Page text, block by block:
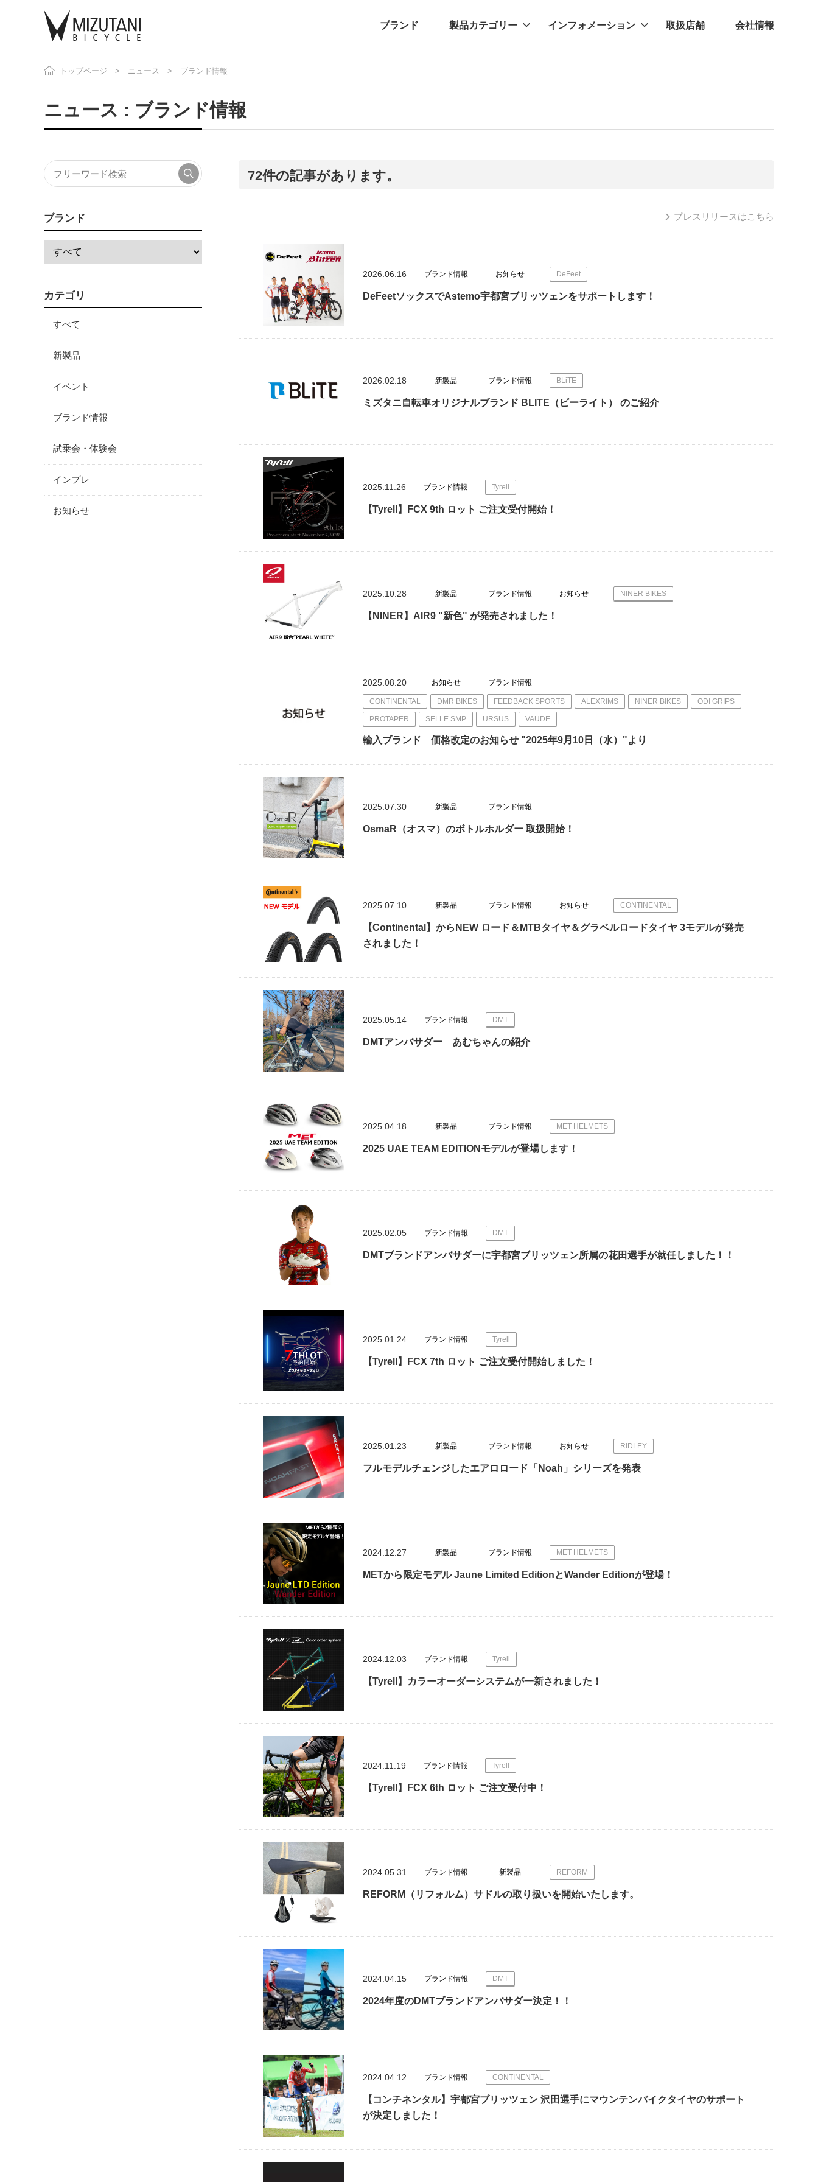
ブランド 製品カテゴリー インフォメーション 取扱店舗 会社情報
トップページ ニュース ブランド情報
ニュース : ブランド情報
72件の記事があります。
プレスリリースはこちら
2026.06.16 ブランド情報 お知らせ DeFeet
DeFeetソックスでAstemo宇都宮ブリッツェンをサポートします！
2026.02.18 新製品 ブランド情報 BLiTE
ミズタニ自転車オリジナルブランド BLITE（ビーライト） のご紹介
2025.11.26 ブランド情報 Tyrell
【Tyrell】FCX 9th ロット ご注文受付開始！
2025.10.28 新製品 ブランド情報 お知らせ NINER BIKES
【NINER】AIR9 "新色" が発売されました！
2025.08.20 お知らせ ブランド情報
CONTINENTAL DMR BIKES FEEDBACK SPORTS ALEXRIMS NINER BIKES ODI GRIPS
PROTAPER SELLE SMP URSUS VAUDE
輸入ブランド 価格改定のお知らせ "2025年9月10日（水）"より
2025.07.30 新製品 ブランド情報
OsmaR（オスマ）のボトルホルダー 取扱開始！
2025.07.10 新製品 ブランド情報 お知らせ CONTINENTAL
【Continental】からNEW ロード＆MTBタイヤ＆グラベルロードタイヤ 3モデルが発売
されました！
2025.05.14 ブランド情報 DMT
DMTアンバサダー あむちゃんの紹介
2025.04.18 新製品 ブランド情報 MET HELMETS
2025 UAE TEAM EDITIONモデルが登場します！
2025.02.05 ブランド情報 DMT
DMTブランドアンバサダーに宇都宮ブリッツェン所属の花田選手が就任しました！！
2025.01.24 ブランド情報 Tyrell
【Tyrell】FCX 7th ロット ご注文受付開始しました！
2025.01.23 新製品 ブランド情報 お知らせ RIDLEY
フルモデルチェンジしたエアロロード「Noah」シリーズを発表
2024.12.27 新製品 ブランド情報 MET HELMETS
METから限定モデル Jaune Limited EditionとWander Editionが登場！
2024.12.03 ブランド情報 Tyrell
【Tyrell】カラーオーダーシステムが一新されました！
2024.11.19 ブランド情報 Tyrell
【Tyrell】FCX 6th ロット ご注文受付中！
2024.05.31 ブランド情報 新製品 REFORM
REFORM（リフォルム）サドルの取り扱いを開始いたします。
2024.04.15 ブランド情報 DMT
2024年度のDMTブランドアンバサダー決定！！
2024.04.12 ブランド情報 CONTINENTAL
【コンチネンタル】宇都宮ブリッツェン 沢田選手にマウンテンバイクタイヤのサポート
が決定しました！
ブランド
カテゴリ
すべて
新製品
イベント
ブランド情報
試乗会・体験会
インプレ
お知らせ